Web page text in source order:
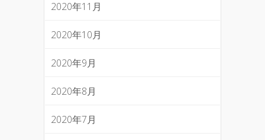
2020年11月
2020年10月
2020年9月
2020年8月
2020年7月